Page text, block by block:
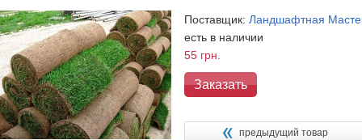
Поставщик: Ландшафтная
есть в наличии
55 грн.
Заказать
предыдущий товар